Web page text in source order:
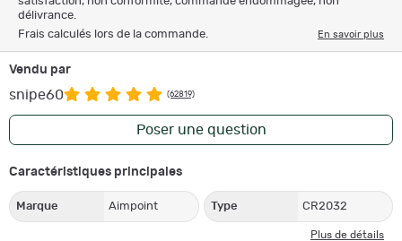
délivrance.
Frais calculés lors de la commande.
En savoir plus
Vendu par
snipe60 (62819)
Poser une question
Caractéristiques principales
Marque Aimpoint Type CR2032
Plus de détails